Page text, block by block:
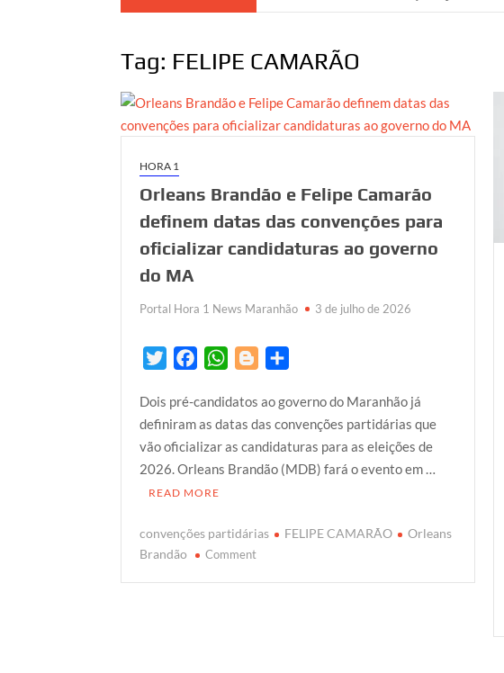
Tag: FELIPE CAMARÃO
HORA 1
Orleans Brandão e Felipe Camarão
definem datas das convenções para
oficializar candidaturas ao governo
do MA
Portal Hora 1 News Maranhão 3 de julho de 2026
i
t
t
e
r
c
e
b
o
o
W
a
t
s
A
o
g
g
e
a
r
e
Dois pré-candidatos ao governo do Maranhão já
definiram as datas das convenções partidárias que
vão oficializar as candidaturas para as eleições de
2026. Orleans Brandão (MDB) fará o evento em …
READ MORE
convenções partidárias FELIPE CAMARÃO
Orleans
Brandão
Commenton